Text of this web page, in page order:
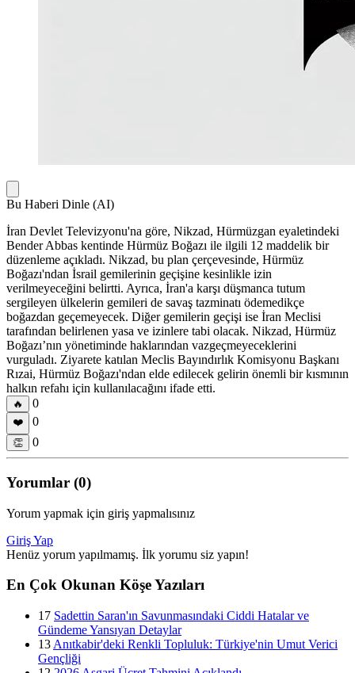
Bu Haberi Dinle (AI)
İran Devlet Televizyonu'na göre, Nikzad, Hürmüzgan eyaletindeki
Bender Abbas kentinde Hürmüz Boğazı ile ilgili 12 maddelik bir
düzenleme açıkladı. Nikzad, bu plan çerçevesinde, Hürmüz
Boğazı'ndan İsrail gemilerinin geçişine kesinlikle izin
verilmeyeceğini belirtti. Ayrıca, İran'a karşı düşmanca tutum
sergileyen ülkelerin gemileri de savaş tazminatı ödemedikçe
boğazdan geçemeyecek. Diğer gemilerin geçişi ise İran Meclisi
tarafından belirlenen yasa ve izinlere tabi olacak. Nikzad, Hürmüz
Boğazı’nın yönetiminde haklarından vazgeçmeyeceklerini
vurguladı. Ziyarete katılan Meclis Bayındırlık Komisyonu Başkanı
Rızai, Hürmüz Boğazı'ndan elde edilecek gelirin önemli bir kısmının
halkın refahı için kullanılacağını ifade etti.
🔥 0
❤️ 0
👏 0
Yorumlar (0)
Yorum yapmak için giriş yapmalısınız
Giriş Yap
Henüz yorum yapılmamış. İlk yorumu siz yapın!
En Çok Okunan Köşe Yazıları
17 Sadettin Saran'ın Savunmasındaki Ciddi Hatalar ve
Gündeme Yansıyan Detaylar
13 Anıtkabir'deki Renkli Topluluk: Türkiye'nin Umut Verici
Gençliği